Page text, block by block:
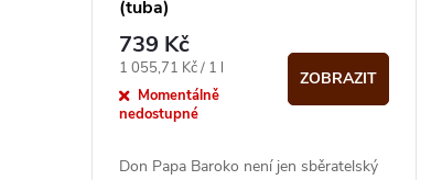
(tuba)
739 Kč
Měrná
cena:
1 055,71 Kč / 1 l
Momentálně
nedostupné
ZOBRAZIT
Don Papa Baroko není jen sběratelský